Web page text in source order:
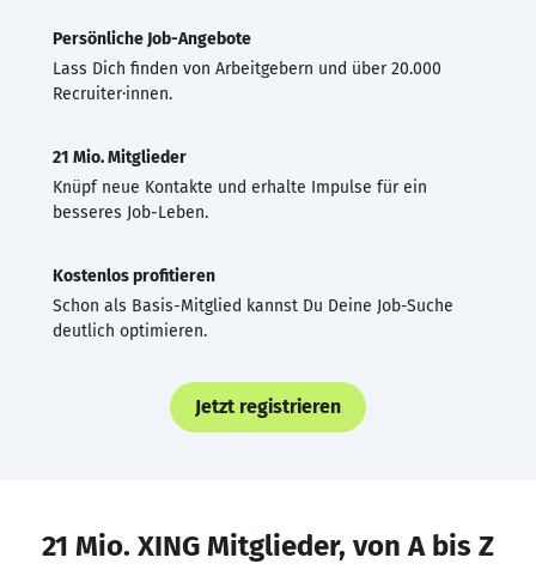
Persönliche Job-Angebote
Lass Dich finden von Arbeitgebern und über 20.000
Recruiter·innen.
21 Mio. Mitglieder
Knüpf neue Kontakte und erhalte Impulse für ein
besseres Job-Leben.
Kostenlos profitieren
Schon als Basis-Mitglied kannst Du Deine Job-Suche
deutlich optimieren.
Jetzt registrieren
21 Mio. XING Mitglieder, von A bis Z